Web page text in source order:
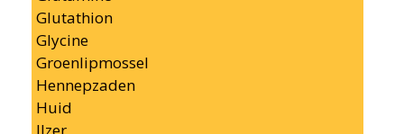
Glutathion
Glycine
Groenlipmossel
Hennepzaden
Huid